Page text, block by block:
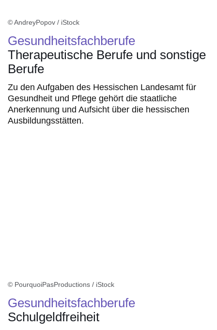
© AndreyPopov / iStock
Gesundheitsfachberufe
Therapeutische Berufe und sonstige
Berufe
Zu den Aufgaben des Hessischen Landesamt für
Gesundheit und Pflege gehört die staatliche
Anerkennung und Aufsicht über die hessischen
Ausbildungsstätten.
© PourquoiPasProductions / iStock
Gesundheitsfachberufe
Schulgeldfreiheit